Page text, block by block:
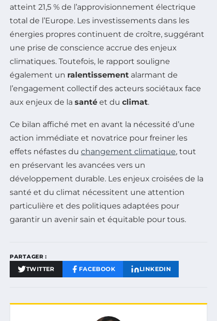
atteint 21,5 % de l’approvisionnement électrique
total de l’Europe. Les investissements dans les
énergies propres continuent de croître, suggérant
une prise de conscience accrue des enjeux
climatiques. Toutefois, le rapport souligne
également un ralentissement alarmant de
l’engagement collectif des acteurs sociétaux face
aux enjeux de la santé et du climat.
Ce bilan affiché met en avant la nécessité d’une
action immédiate et novatrice pour freiner les
effets néfastes du changement climatique, tout
en préservant les avancées vers un
développement durable. Les enjeux croisées de la
santé et du climat nécessitent une attention
particulière et des politiques adaptées pour
garantir un avenir sain et équitable pour tous.
PARTAGER :
TWITTER FACEBOOK LINKEDIN